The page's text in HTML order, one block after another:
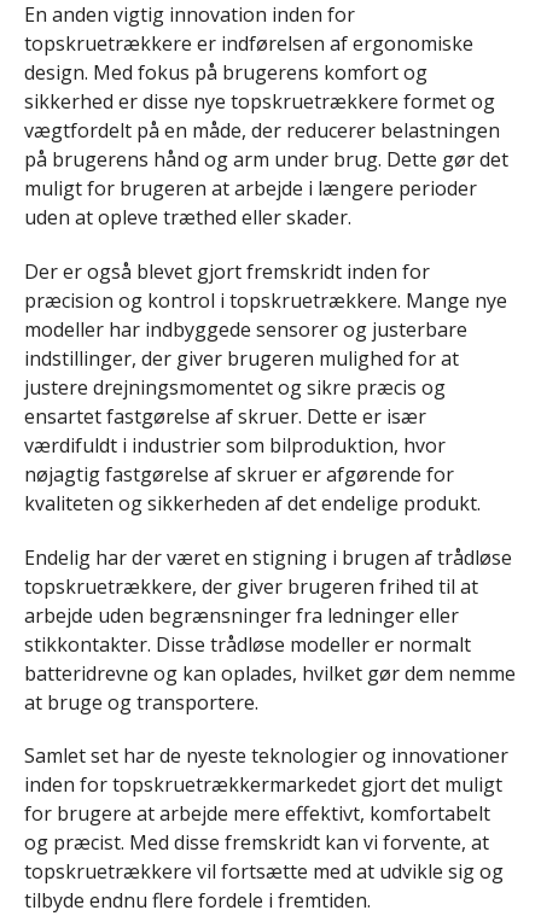
En anden vigtig innovation inden for
topskruetrækkere er indførelsen af ergonomiske
design. Med fokus på brugerens komfort og
sikkerhed er disse nye topskruetrækkere formet og
vægtfordelt på en måde, der reducerer belastningen
på brugerens hånd og arm under brug. Dette gør det
muligt for brugeren at arbejde i længere perioder
uden at opleve træthed eller skader.
Der er også blevet gjort fremskridt inden for
præcision og kontrol i topskruetrækkere. Mange nye
modeller har indbyggede sensorer og justerbare
indstillinger, der giver brugeren mulighed for at
justere drejningsmomentet og sikre præcis og
ensartet fastgørelse af skruer. Dette er især
værdifuldt i industrier som bilproduktion, hvor
nøjagtig fastgørelse af skruer er afgørende for
kvaliteten og sikkerheden af det endelige produkt.
Endelig har der været en stigning i brugen af ​​trådløse
topskruetrækkere, der giver brugeren frihed til at
arbejde uden begrænsninger fra ledninger eller
stikkontakter. Disse trådløse modeller er normalt
batteridrevne og kan oplades, hvilket gør dem nemme
at bruge og transportere.
Samlet set har de nyeste teknologier og innovationer
inden for topskruetrækkermarkedet gjort det muligt
for brugere at arbejde mere effektivt, komfortabelt
og præcist. Med disse fremskridt kan vi forvente, at
topskruetrækkere vil fortsætte med at udvikle sig og
tilbyde endnu flere fordele i fremtiden.